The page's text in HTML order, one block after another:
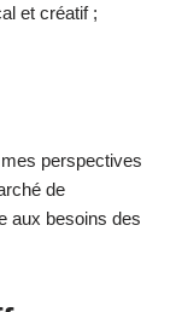
et créatif ;
perspectives
de
aux besoins des